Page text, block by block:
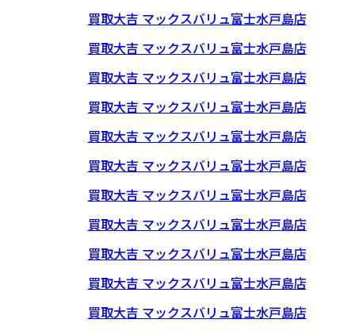
買取大吉 マックスバリュ富士水戸島店
買取大吉 マックスバリュ富士水戸島店
買取大吉 マックスバリュ富士水戸島店
買取大吉 マックスバリュ富士水戸島店
買取大吉 マックスバリュ富士水戸島店
買取大吉 マックスバリュ富士水戸島店
買取大吉 マックスバリュ富士水戸島店
買取大吉 マックスバリュ富士水戸島店
買取大吉 マックスバリュ富士水戸島店
買取大吉 マックスバリュ富士水戸島店
買取大吉 マックスバリュ富士水戸島店